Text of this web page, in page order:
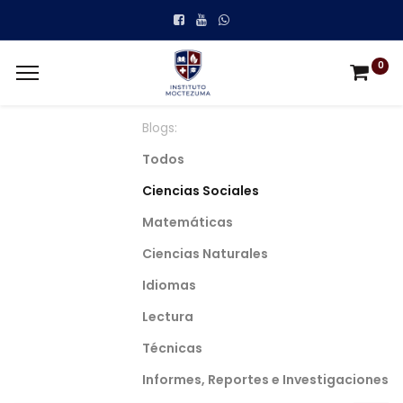
0
Blogs:
Todos
Ciencias Sociales
Matemáticas
Ciencias Naturales
Idiomas
Lectura
Técnicas
Informes, Reportes e Investigaciones